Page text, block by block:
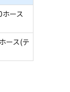
ース
ース(テ